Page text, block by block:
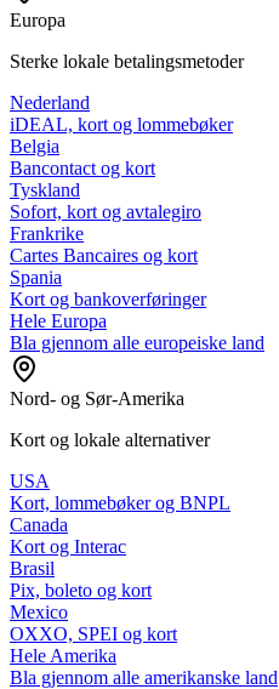
Europa
Sterke lokale betalingsmetoder
Nederland
iDEAL, kort og lommebøker
Belgia
Bancontact og kort
Tyskland
Sofort, kort og avtalegiro
Frankrike
Cartes Bancaires og kort
Spania
Kort og bankoverføringer
Hele Europa
Bla gjennom alle europeiske land
Nord- og Sør-Amerika
Kort og lokale alternativer
USA
Kort, lommebøker og BNPL
Canada
Kort og Interac
Brasil
Pix, boleto og kort
Mexico
OXXO, SPEI og kort
Hele Amerika
Bla gjennom alle amerikanske land